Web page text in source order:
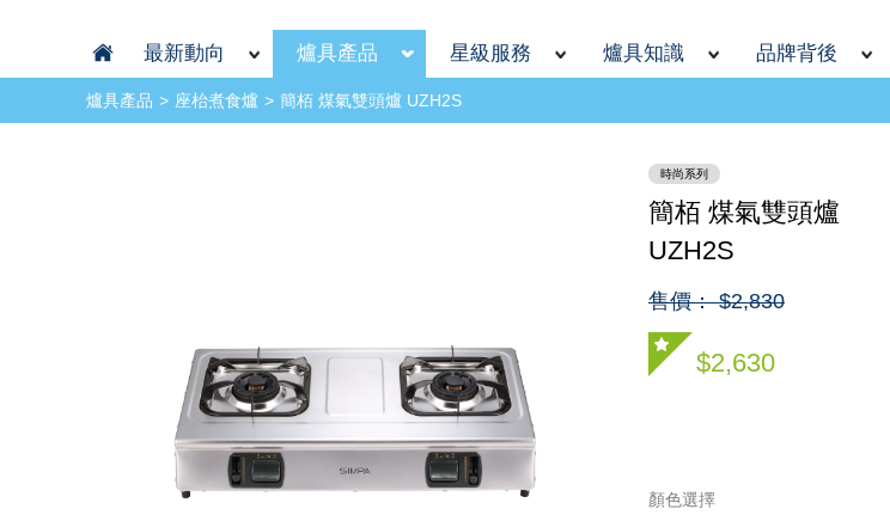
最新動向 爐具產品 星級服務 爐具知識 品牌背後
爐具產品 座枱煮食爐 簡栢 煤氣雙頭爐 UZH2S
時尚系列
簡栢 煤氣雙頭爐
UZH2S
售價： $2,830
$2,630
顏色選擇